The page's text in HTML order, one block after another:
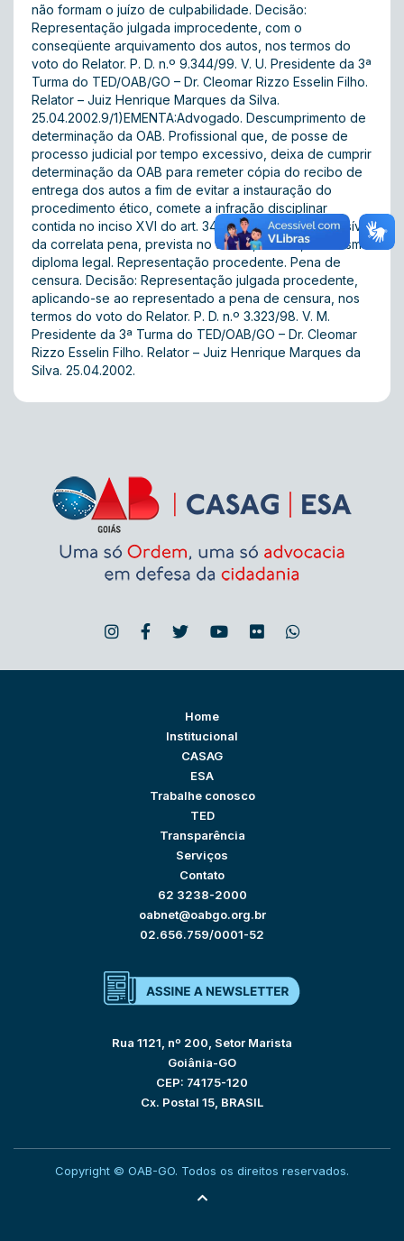
não formam o juízo de culpabilidade. Decisão:
Representação julgada improcedente, com o
conseqüente arquivamento dos autos, nos termos do
voto do Relator. P. D. n.º 9.344/99. V. U. Presidente da 3ª
Turma do TED/OAB/GO – Dr. Cleomar Rizzo Esselin Filho.
Relator – Juiz Henrique Marques da Silva.
25.04.2002.9/1)EMENTA:Advogado. Descumprimento de
determinação da OAB. Profissional que, de posse de
processo judicial por tempo excessivo, deixa de cumprir
determinação da OAB para remeter cópia do recibo de
entrega dos autos a fim de evitar a instauração do
procedimento ético, comete a infração disciplinar
contida no inciso XVI do art. 34 da Lei 8.906/94, passível
da correlata pena, prevista no art. 36, inciso I, do mesmo
diploma legal. Representação procedente. Pena de
censura. Decisão: Representação julgada procedente,
aplicando-se ao representado a pena de censura, nos
termos do voto do Relator. P. D. n.º 3.323/98. V. M.
Presidente da 3ª Turma do TED/OAB/GO – Dr. Cleomar
Rizzo Esselin Filho. Relator – Juiz Henrique Marques da
Silva. 25.04.2002.
Home
Institucional
CASAG
ESA
Trabalhe conosco
TED
Transparência
Serviços
Contato
62 3238-2000
oabnet@oabgo.org.br
02.656.759/0001-52
Rua 1121, nº 200, Setor Marista
Goiânia-GO
CEP: 74175-120
Cx. Postal 15, BRASIL
Copyright © OAB-GO. Todos os direitos reservados.